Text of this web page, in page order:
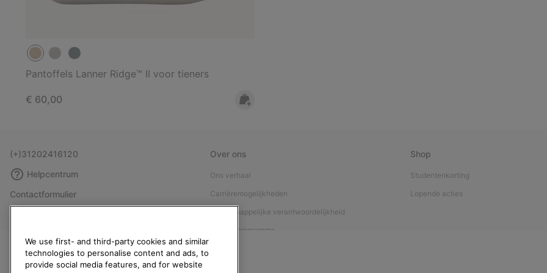
Pantoffels Lanner Ridge™ II voor tieners
Regular price:
€ 60,00
(+)31202416120
Helpcentrum
Contactformulier
Retouren
Overeenkomst herroepen
Over ons
Ons verhaal
Carrièremogelijkheden
Maatschappelijke verantwoordelijkheid
Affiliateprogramma
Shop
Studentenkorting
Lopende acties
We use first- and third-party cookies and similar
technologies to personalise content and ads, to
provide social media features, and for website